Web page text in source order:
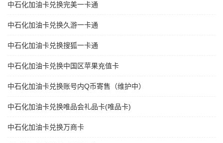
中石化加油卡兑换完美一卡通
中石化加油卡兑换久游一卡通
中石化加油卡兑换搜狐一卡通
中石化加油卡兑换中国区苹果充值卡
中石化加油卡兑换账号内Q币寄售（维护中）
中石化加油卡兑换唯品会礼品卡(唯品卡)
中石化加油卡兑换万商卡